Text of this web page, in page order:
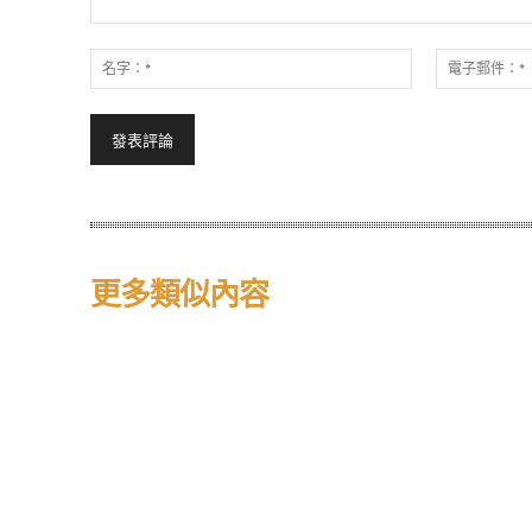
表
評
論：
字：
更多類似內容